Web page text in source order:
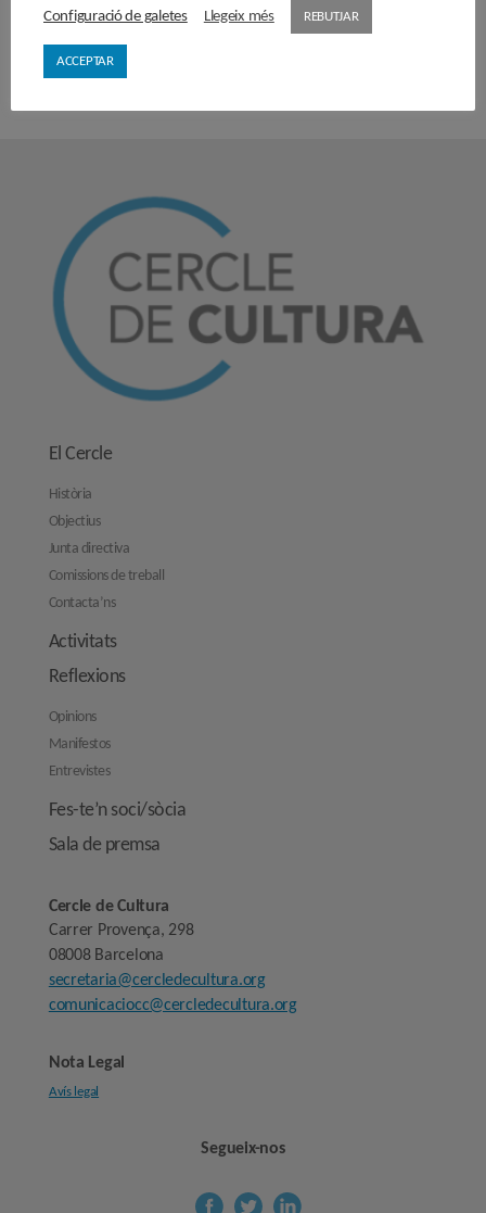
per finalitat l'enviament de newsletters informatives amb la possibilitat de fer
portabilitat i supressió de les seves dades i de la limitació o oposició al seu tractament
en l'e-mailsecretaria@cercledecultura.org
El Cercle
Història
Objectius
Junta directiva
Comissions de treball
Contacta’ns
Activitats
Reflexions
Opinions
Manifestos
Entrevistes
Fes-te’n soci/sòcia
Sala de premsa
Cercle de Cultura
Carrer Provença, 298
08008 Barcelona
secretaria@cercledecultura.org
comunicaciocc@cercledecultura.org
Nota Legal
Avís legal
Segueix-nos
Configuració de galetes Llegeix més REBUTJAR
ACCEPTAR